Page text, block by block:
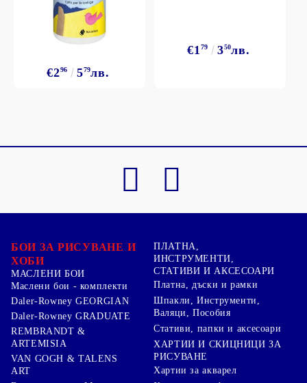
€296 579лв.
€179 350лв.
БОИ ЗА РИСУВАНЕ И
ХОБИ
МАСЛЕНИ БОИ
Маслени бои - комплекти
Daler-Rowney GEORGIAN
Daler-Rowney GRADUATE
REMBRANDT &
ARTEMISIA
VAN GOGH & TALENS
ART
ПЛАТНА,
ИНСТРУМЕНТИ,
СТАТИВИ И АКСЕСОАРИ
Платна, дъски и рамки
Шпакли, Инструменти,
Валяци, Пособия
Стативи, папки и аксесоари
ХАРТИИ И СКИЦНИЦИ ЗА
РИСУВАНЕ
Хартии за акварел